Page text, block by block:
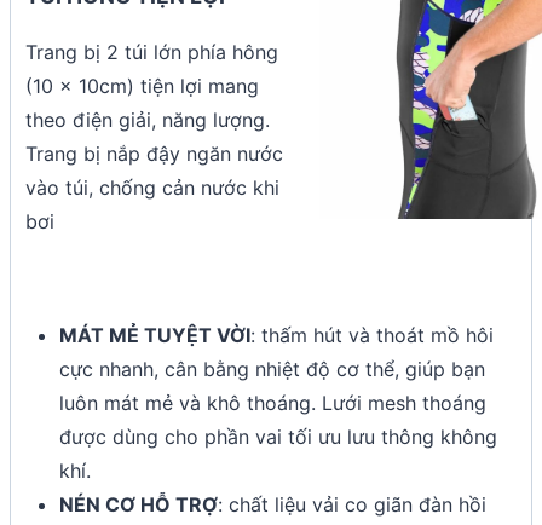
Trang bị 2 túi lớn phía hông
(10 x 10cm) tiện lợi mang
theo điện giải, năng lượng.
Trang bị nắp đậy ngăn nước
vào túi, chống cản nước khi
bơi
MÁT MẺ TUYỆT VỜI: thấm hút và thoát mồ hôi
cực nhanh, cân bằng nhiệt độ cơ thể, giúp bạn
luôn mát mẻ và khô thoáng. Lưới mesh thoáng
được dùng cho phần vai tối ưu lưu thông không
khí.
NÉN CƠ HỖ TRỢ: chất liệu vải co giãn đàn hồi